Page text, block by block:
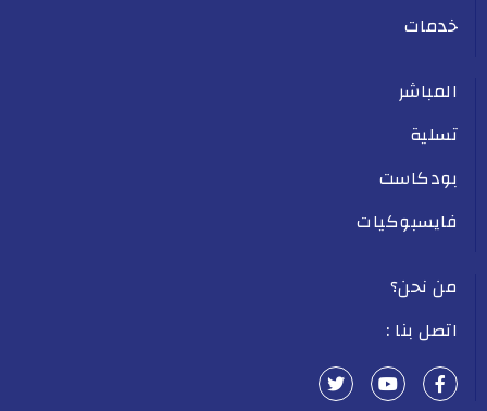
خدمات
المباشر
تسلية
بودكاست
فايسبوكيات
من نحن؟
اتصل بنا :